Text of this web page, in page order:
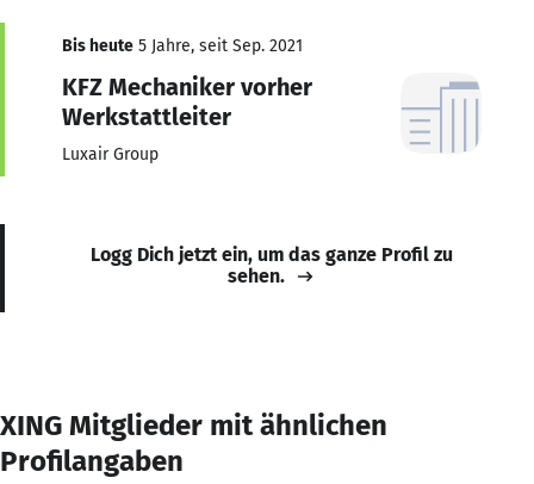
Bis heute 5 Jahre, seit Sep. 2021
KFZ Mechaniker vorher
Werkstattleiter
Luxair Group
Logg Dich jetzt ein, um das ganze Profil zu
sehen.
XING Mitglieder mit ähnlichen
Profilangaben